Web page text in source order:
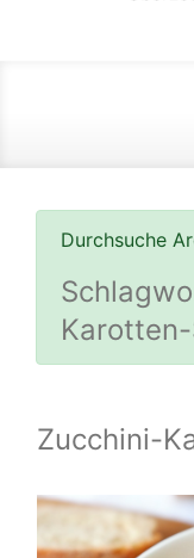
Durchsuche
Zucchini-